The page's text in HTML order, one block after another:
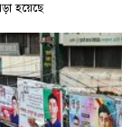
হয়েছে